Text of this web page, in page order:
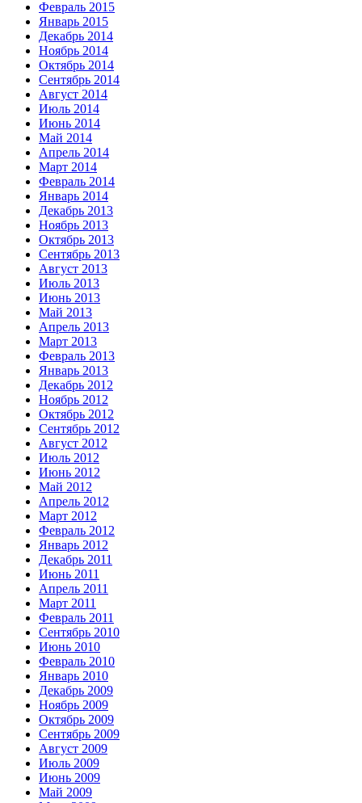
Февраль 2015
Январь 2015
Декабрь 2014
Ноябрь 2014
Октябрь 2014
Сентябрь 2014
Август 2014
Июль 2014
Июнь 2014
Май 2014
Апрель 2014
Март 2014
Февраль 2014
Январь 2014
Декабрь 2013
Ноябрь 2013
Октябрь 2013
Сентябрь 2013
Август 2013
Июль 2013
Июнь 2013
Май 2013
Апрель 2013
Март 2013
Февраль 2013
Январь 2013
Декабрь 2012
Ноябрь 2012
Октябрь 2012
Сентябрь 2012
Август 2012
Июль 2012
Июнь 2012
Май 2012
Апрель 2012
Март 2012
Февраль 2012
Январь 2012
Декабрь 2011
Июнь 2011
Апрель 2011
Март 2011
Февраль 2011
Сентябрь 2010
Июнь 2010
Февраль 2010
Январь 2010
Декабрь 2009
Ноябрь 2009
Октябрь 2009
Сентябрь 2009
Август 2009
Июль 2009
Июнь 2009
Май 2009